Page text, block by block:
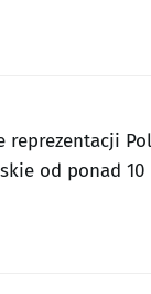
od ponad 10